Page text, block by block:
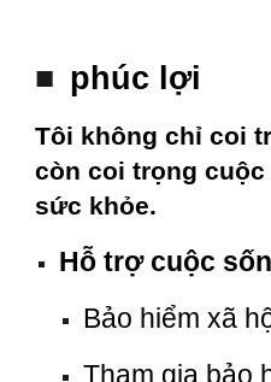
■ phúc lợi
Tôi không chỉ coi
còn coi trọng
sức khỏe.
Hỗ trợ cuộc
Bảo hiểm xã
Tham gia bảo